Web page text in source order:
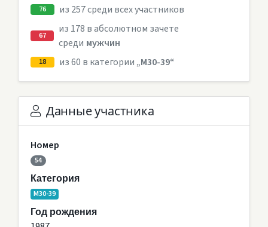
76 из 257 среди всех участников
67
из 178 в абсолютном зачете
среди мужчин
18 из 60 в категории „M30-39“
Данные участника
Номер
54
Категория
M30-39
Год рождения